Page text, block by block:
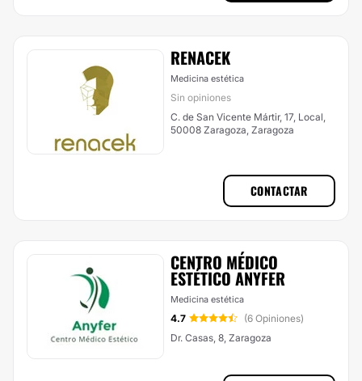
RENACEK
Medicina estética
Sin opiniones
C. de San Vicente Mártir, 17, Local,
50008 Zaragoza, Zaragoza
CONTACTAR
CENTRO MÉDICO
ESTÉTICO ANYFER
Medicina estética
4.7
(6 Opiniones)
Dr. Casas, 8, Zaragoza